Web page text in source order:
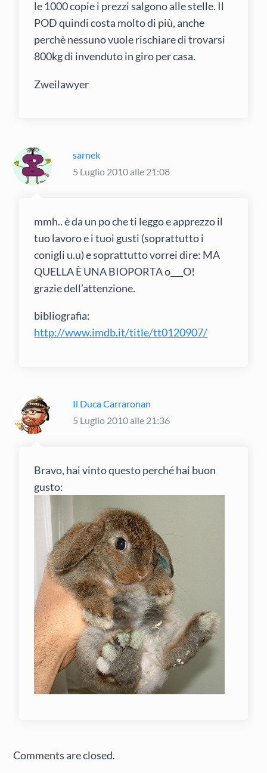
le 1000 copie i prezzi salgono alle stelle. Il
POD quindi costa molto di più, anche
perchè nessuno vuole rischiare di trovarsi
800kg di invenduto in giro per casa.
Zweilawyer
sarnek
5 Luglio 2010 alle 21:08
mmh.. è da un po che ti leggo e apprezzo il
tuo lavoro e i tuoi gusti (soprattutto i
conigli u.u) e soprattutto vorrei dire: MA
QUELLA È UNA BIOPORTA o___O!
grazie dell’attenzione.
bibliografia:
http://www.imdb.it/title/tt0120907/
Il Duca Carraronan
5 Luglio 2010 alle 21:36
Bravo, hai vinto questo perché hai buon
gusto:
Comments are closed.